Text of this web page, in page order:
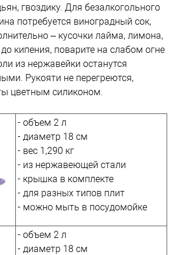
гвоздику. Для безалкогольного
потребуется виноградный сок,
– кусочки лайма, лимона,
кипения, поварите на слабом огне
из нержавейки останутся
Рукояти не перегреются,
цветным силиконом.
- объем 2 л
- диаметр 18 см
- вес 1,290 кг
- из нержавеющей стали
- крышка в комплекте
- для разных типов плит
- можно мыть в посудомойке
- объем 2 л
- диаметр 18 см